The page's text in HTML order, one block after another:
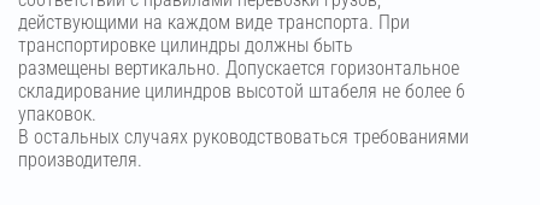
действующими на каждом виде транспорта. При
транспортировке цилиндры должны быть
размещены вертикально. Допускается горизонтальное
складирование цилиндров высотой штабеля не более 6
упаковок.
В остальных случаях руководствоваться требованиями
производителя.